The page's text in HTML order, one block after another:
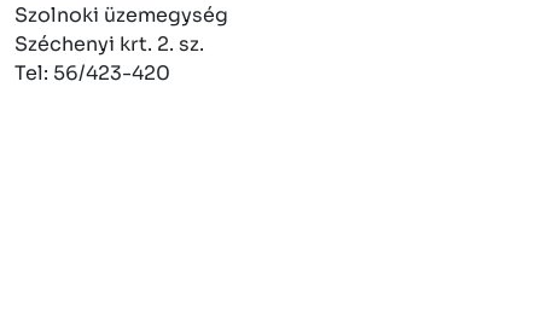
Szolnoki üzemegység
Széchenyi krt. 2. sz.
Tel: 56/423-420